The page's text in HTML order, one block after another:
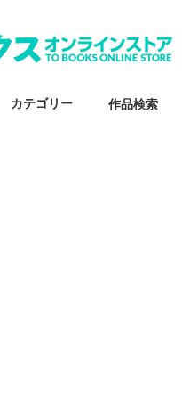
カテゴリー 作品検索